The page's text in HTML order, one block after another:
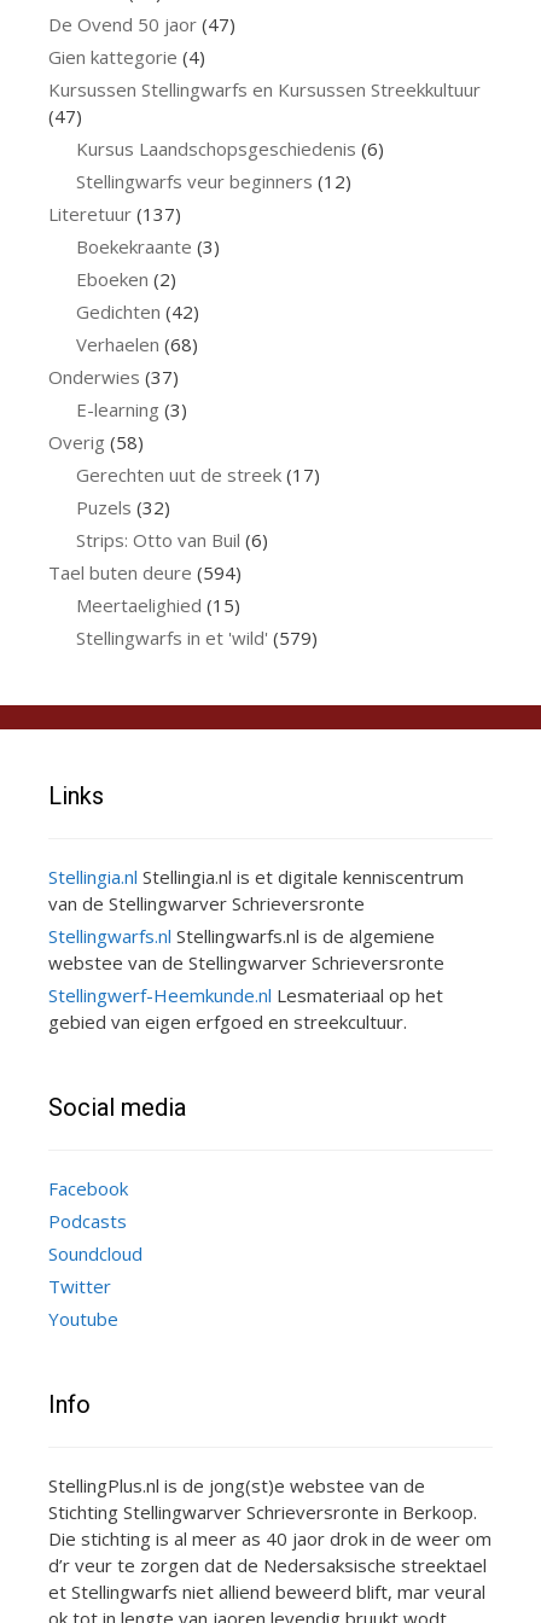
De Ovend 50 jaor (47)
Gien kattegorie (4)
Kursussen Stellingwarfs en Kursussen Streekkultuur
(47)
Kursus Laandschopsgeschiedenis (6)
Stellingwarfs veur beginners (12)
Literetuur (137)
Boekekraante (3)
Eboeken (2)
Gedichten (42)
Verhaelen (68)
Onderwies (37)
E-learning (3)
Overig (58)
Gerechten uut de streek(17)
Puzels (32)
Strips: Otto van Buil (6)
Tael buten deure (594)
Meertaelighied (15)
Stellingwarfs in et 'wild' (579)
Links
Stellingia.nl Stellingia.nl is et digitale kenniscentrum
van de Stellingwarver Schrieversronte
Stellingwarfs.nl Stellingwarfs.nl is de algemiene
webstee van de Stellingwarver Schrieversronte
Stellingwerf-Heemkunde.nl Lesmateriaal op het
gebied van eigen erfgoed en streekcultuur.
Social media
Facebook
Podcasts
Soundcloud
Twitter
Youtube
Info
StellingPlus.nl is de jong(st)e webstee van de
Stichting Stellingwarver Schrieversronte in Berkoop.
Die stichting is al meer as 40 jaor drok in de weer om
d’r veur te zorgen dat de Nedersaksische streektael
et Stellingwarfs niet alliend beweerd blift, mar veural
ok tot in lengte van jaoren levendig bruukt wodt.